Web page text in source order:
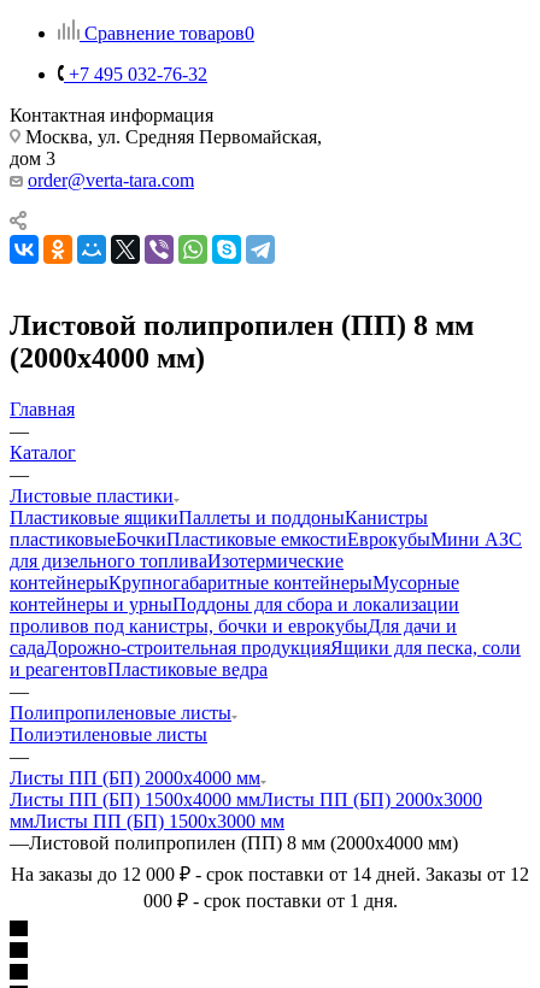
Сравнение товаров0
+7 495 032-76-32
Контактная информация
Москва, ул. Средняя Первомайская,
дом 3
order@verta-tara.com
Листовой полипропилен (ПП) 8 мм
(2000х4000 мм)
Главная
—
Каталог
—
Листовые пластики
Пластиковые ящикиПаллеты и поддоныКанистры
пластиковыеБочкиПластиковые емкостиЕврокубыМини АЗС
для дизельного топливаИзотермические
контейнерыКрупногабаритные контейнерыМусорные
контейнеры и урныПоддоны для сбора и локализации
проливов под канистры, бочки и еврокубыДля дачи и
садаДорожно-строительная продукцияЯщики для песка, соли
и реагентовПластиковые ведра
—
Полипропиленовые листы
Полиэтиленовые листы
—
Листы ПП (БП) 2000х4000 мм
Листы ПП (БП) 1500х4000 ммЛисты ПП (БП) 2000х3000
ммЛисты ПП (БП) 1500х3000 мм
—Листовой полипропилен (ПП) 8 мм (2000х4000 мм)
На заказы до 12 000 ₽ - срок поставки от 14 дней. Заказы от 12
000 ₽ - срок поставки от 1 дня.